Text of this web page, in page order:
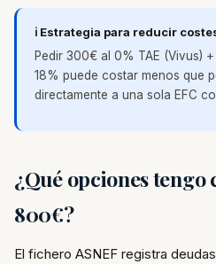
ℹ️ Estrategia para reducir
Pedir 300€ al 0% TAE (Vivus)
18% puede costar menos que
directamente a una sola EFC
¿Qué opciones tengo
800€?
El fichero ASNEF registra